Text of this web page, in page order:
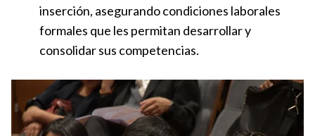
inserción, asegurando condiciones laborales
formales que les permitan desarrollar y
consolidar sus competencias.